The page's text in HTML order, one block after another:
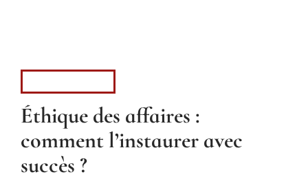
Éthique des affaires :
comment l’instaurer avec
succès ?